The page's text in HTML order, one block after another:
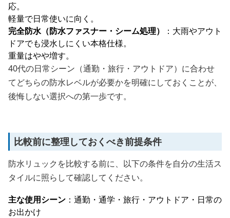
応。
軽量で日常使いに向く。
完全防水（防水ファスナー・シーム処理）
：大雨やアウト
ドアでも浸水しにくい本格仕様。
重量はやや増す。
40代の日常シーン（通勤・旅行・アウトドア）に合わせ
てどちらの防水レベルが必要かを明確にしておくことが、
後悔しない選択への第一歩です。
比較前に整理しておくべき前提条件
防水リュックを比較する前に、以下の条件を自分の生活ス
タイルに照らして確認してください。
主な使用シーン ：通勤・通学・旅行・アウトドア・日常の
お出かけ